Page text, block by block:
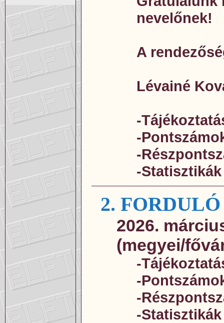
nevelőnek!
A
Lévainé
-
-
-
-Statisztikák
2. FORDULÓ
2026.
(megyei/
-
-
-
-Statisztikák